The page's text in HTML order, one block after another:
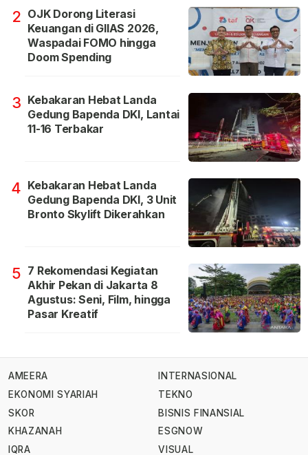
2 OJK Dorong Literasi
Keuangan di GIIAS 2026,
Waspadai FOMO hingga
Doom Spending
3 Kebakaran Hebat Landa
Gedung Bapenda DKI, Lantai
11-16 Terbakar
4 Kebakaran Hebat Landa
Gedung Bapenda DKI, 3 Unit
Bronto Skylift Dikerahkan
5 7 Rekomendasi Kegiatan
Akhir Pekan di Jakarta 8
Agustus: Seni, Film, hingga
Pasar Kreatif
AMEERA
EKONOMI SYARIAH
SKOR
KHAZANAH
IQRA
INTERNASIONAL
TEKNO
BISNIS FINANSIAL
ESGNOW
VISUAL